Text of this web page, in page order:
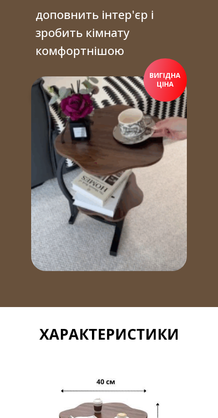
ПРИДБАТИ ЗАРАЗ
доповнить інтер'єр і
зробить кімнату
комфортнішою
ВИГІДНА
ЦІНА
ХАРАКТЕРИСТИКИ